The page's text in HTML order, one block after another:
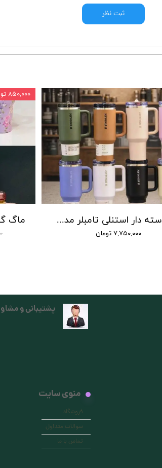
ثبت نظر
۸۵۰,۰۰۰ تومان
ماگ دسته دار استنلی تامبلر مدل QUENCHER H2O TUMBLER بدون نشتی تولید 2025
۷,۷۵۰,۰۰۰ تومان
منوی سایت
فروشگاه
سوالات متداول
تماس با ما
پشتیبانی و